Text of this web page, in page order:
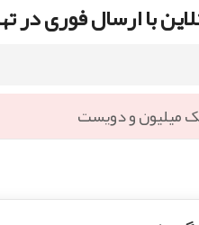
با ارسال فوری در
میلیون و دویست